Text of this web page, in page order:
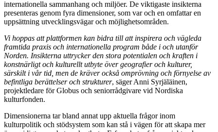
internationella sammanhang och miljöer. De viktigaste insikterna
presenteras genom fyra dimensioner, som var och en omfattar en
uppsättning utvecklingsvägar och möjlighetsområden.
Vi hoppas att plattformen kan bidra till att inspirera och vägleda
framtida praxis och internationella program både i och utanför
Norden. Insikterna uttrycker den stora potentialen och kraften i
konstnärligt och kulturellt utbyte över geografier och kulturer,
särskilt i vår tid, men de kräver också omprövning och förnyelse av
befintliga berättelser och strukturer, säger Anni Syrjäläinen,
projektledare för Globus och seniorrådgivare vid Nordiska
kulturfonden.
Dimensionerna tar bland annat upp aktuella frågor inom
kulturpolitik och stödsystem som kan stå i vägen för att skapa mer